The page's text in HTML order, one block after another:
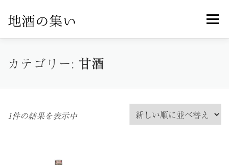
メニ
ホーム オンラインショップ
カテゴリー: 甘酒
1件の結果を表示中